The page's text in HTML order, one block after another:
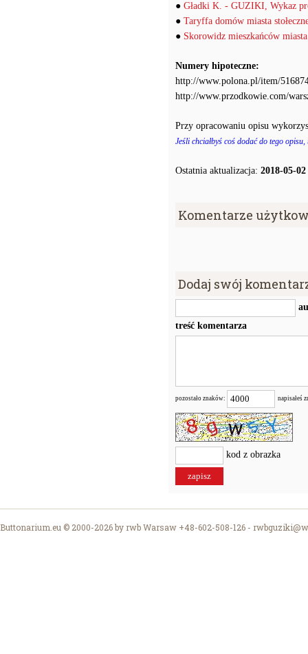
● Gładki K. - GUZIKI, Wykaz
● Taryffa domów miasta
● Skorowidz mieszkańców
Numery hipoteczne:
http://www.polona.pl/item/
http://www.przodkowie.com/
Przy opracowaniu opisu
Jeśli chciałbyś coś dodać do tego
Ostatnia aktualizacja: 2018-05-
Komentarze
Dodaj swój
treść komentarza
pozostało znaków: napisałeś
kod z obrazka
Buttonarium.eu © 2000-2026 by rwb Warsaw +48-602-508-126 -